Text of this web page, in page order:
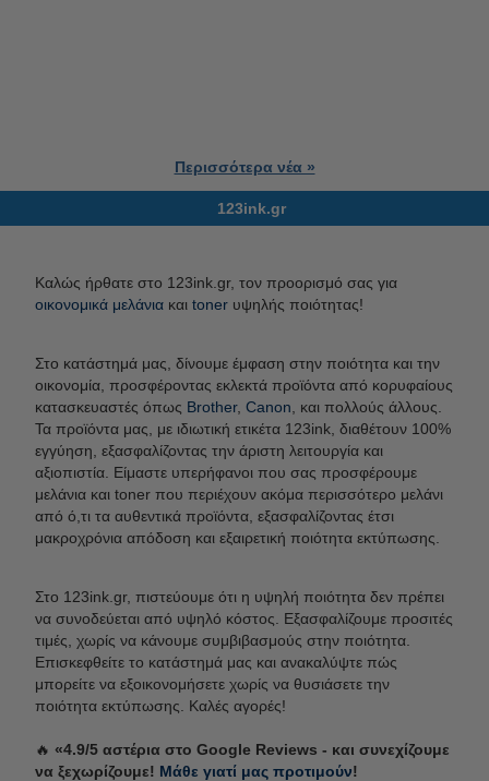
Περισσότερα νέα »
123ink.gr
Καλώς ήρθατε στο 123ink.gr, τον προορισμό σας για
οικονομικά μελάνια και toner υψηλής ποιότητας!
Στο κατάστημά μας, δίνουμε έμφαση στην ποιότητα και την
οικονομία, προσφέροντας εκλεκτά προϊόντα από κορυφαίους
κατασκευαστές όπως Brother, Canon , και πολλούς άλλους.
Τα προϊόντα μας, με ιδιωτική ετικέτα 123ink, διαθέτουν 100%
εγγύηση, εξασφαλίζοντας την άριστη λειτουργία και
αξιοπιστία. Είμαστε υπερήφανοι που σας προσφέρουμε
μελάνια και toner που περιέχουν ακόμα περισσότερο μελάνι
από ό,τι τα αυθεντικά προϊόντα, εξασφαλίζοντας έτσι
μακροχρόνια απόδοση και εξαιρετική ποιότητα εκτύπωσης.
Στο 123ink.gr, πιστεύουμε ότι η υψηλή ποιότητα δεν πρέπει
να συνοδεύεται από υψηλό κόστος. Εξασφαλίζουμε προσιτές
τιμές, χωρίς να κάνουμε συμβιβασμούς στην ποιότητα.
Επισκεφθείτε το κατάστημά μας και ανακαλύψτε πώς
μπορείτε να εξοικονομήσετε χωρίς να θυσιάσετε την
ποιότητα εκτύπωσης. Καλές αγορές!
🔥 «4.9/5 αστέρια στο Google Reviews - και συνεχίζουμε
να ξεχωρίζουμε! Μάθε γιατί μας προτιμούν!